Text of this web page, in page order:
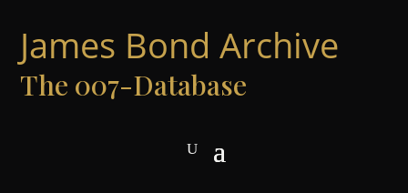
James Bond Archive
The 007-Database